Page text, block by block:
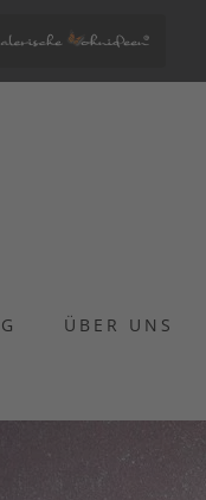
ÜBER UNS